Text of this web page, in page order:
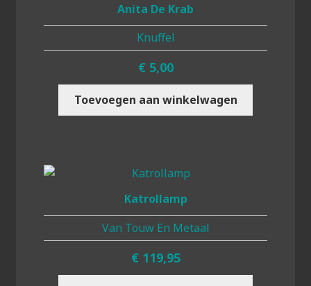
Anita De Krab
Knuffel
€ 5,00
Toevoegen aan winkelwagen
Katrollamp
Van Touw En Metaal
€ 119,95